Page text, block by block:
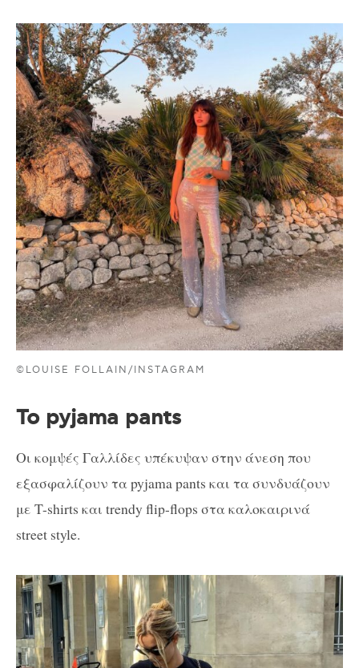
©LOUISE FOLLAIN/INSTAGRAM
Το pyjama pants
Οι κομψές Γαλλίδες υπέκυψαν στην άνεση που
εξασφαλίζουν τα pyjama pants και τα συνδυάζουν
με T-shirts και trendy flip-flops στα καλοκαιρινά
street style.